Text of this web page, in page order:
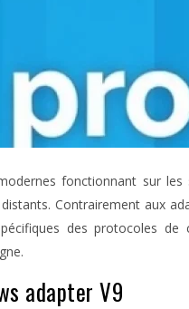
fonctionnant sur
Contrairement aux
des protocoles
adapter V9